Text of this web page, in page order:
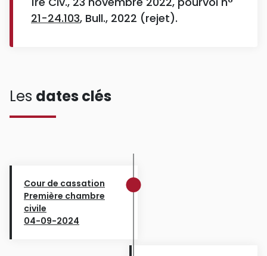
21-24.103, Bull., 2022 (rejet).
Les dates clés
Cour de cassation
Première chambre
civile
04-09-2024